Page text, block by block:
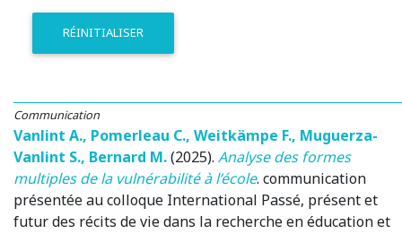
RÉINITIALISER
Communication
Vanlint A., Pomerleau C., Weitkämpe F., Muguerza-
Vanlint S., Bernard M.(2025). Analyse des formes
multiples de la vulnérabilité à l’école. communication
présentée au colloque International Passé, présent et
futur des récits de vie dans la recherche en éducation et